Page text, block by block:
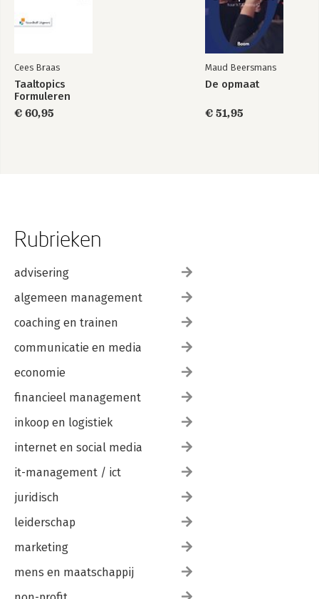
Cees Braas
Taaltopics
Formuleren
€ 60,95
Maud Beersmans
De opmaat
€ 51,95
Rubrieken
advisering
algemeen management
coaching en trainen
communicatie en media
economie
financieel management
inkoop en logistiek
internet en social media
it-management / ict
juridisch
leiderschap
marketing
mens en maatschappij